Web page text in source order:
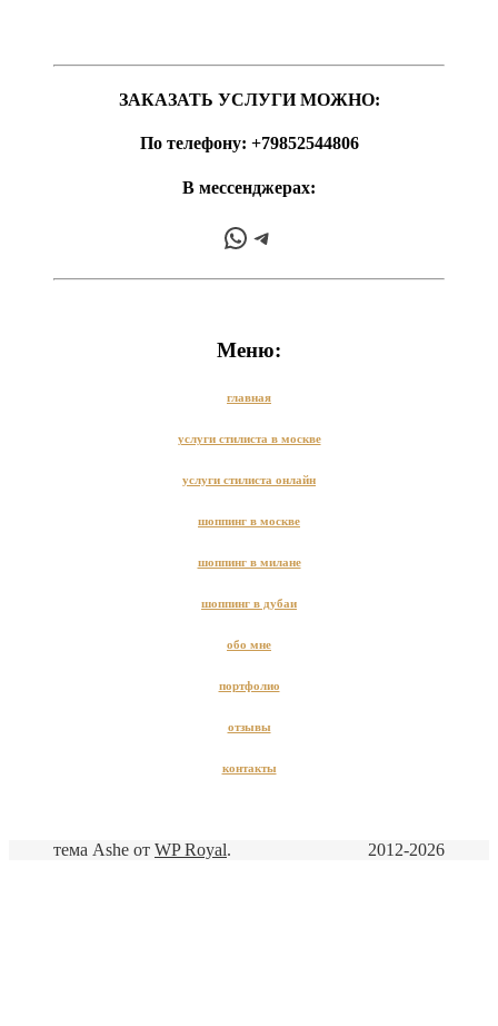
ЗАКАЗАТЬ УСЛУГИ МОЖНО:
По телефону: +79852544806
В мессенджерах:
WhatsApp
Telegram
Меню:
главная
услуги стилиста в москве
услуги стилиста онлайн
шоппинг в москве
шоппинг в милане
шоппинг в дубаи
обо мне
портфолио
отзывы
контакты
2012-2026
тема Ashe от WP Royal.